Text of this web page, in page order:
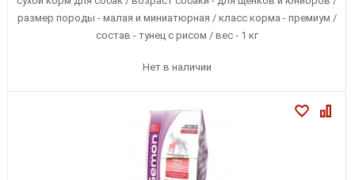
размер породы - малая и миниатюрная / класс корма - премиум /
состав - тунец с рисом / вес - 1 кг
Нет в наличии